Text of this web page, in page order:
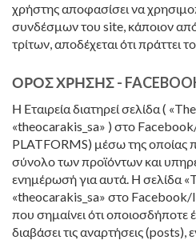
χρήστης αποφασίσει να
συνδέσμων του site, κάποιον
τρίτων, αποδέχεται ότι πράττει
ΟΡΟΣ ΧΡΗΣΗΣ -
Η Εταιρεία διατηρεί σελίδα (
«theocarakis_sa» ) στο
PLATFORMS) μέσω της οποίας
σύνολο των προϊόντων και
ενημέρωσή για αυτά. Η σελίδα
«theocarakis_sa» στο Facebook/
που σημαίνει ότι οποιοσδήποτε
διαβάσει τις αναρτήσεις (posts),